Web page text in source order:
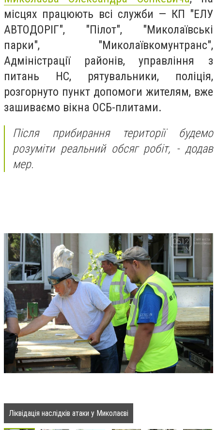
місцях працюють всі служби — КП "ЕЛУ
АВТОДОРІГ", "Пілот", "Миколаївські
парки", "Миколаївкомунтранс",
Адміністрації районів, управління з
питань НС, рятувальники, поліція,
розгорнуто пункт допомоги жителям, вже
зашиваємо вікна ОСБ-плитами.
Після прибирання території будемо
розуміти реальний обсяг робіт, - додав
мер.
Ліквідація наслідків атаки у Миколаєві